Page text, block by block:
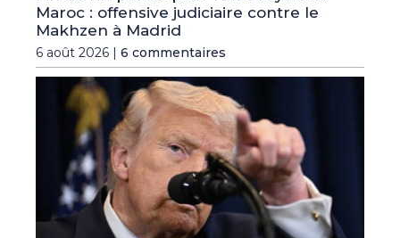
Maroc : offensive judiciaire contre le
Makhzen à Madrid
6 août 2026 | 6 commentaires